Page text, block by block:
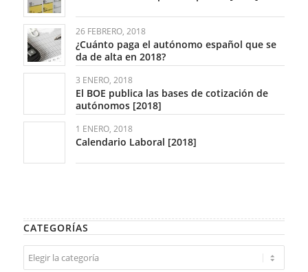
26 FEBRERO, 2018
¿Cuánto paga el autónomo español que se
da de alta en 2018?
3 ENERO, 2018
El BOE publica las bases de cotización de
autónomos [2018]
1 ENERO, 2018
Calendario Laboral [2018]
CATEGORÍAS
Categorías